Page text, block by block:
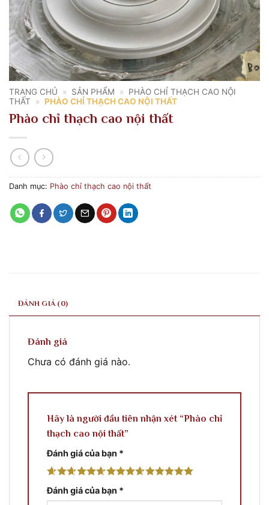
TRANG CHỦ » SẢN PHẨM »
PHÀO CHỈ THẠCH CAO NỘI
THẤT
» PHÀO CHỈ THẠCH CAO NỘI THẤT
Phào chỉ thạch cao nội thất
Danh mục: Phào chỉ thạch cao nội thất
ĐÁNH GIÁ (0)
Đánh giá
Chưa có đánh giá nào.
Hãy là người đầu tiên nhận xét “Phào chỉ
thạch cao nội thất”
Đánh giá của bạn *
Đánh giá của bạn *